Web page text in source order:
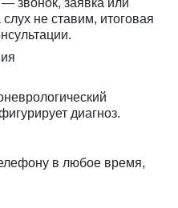
звонок, заявка или
не ставим, итоговая
диагноз.
в любое время,